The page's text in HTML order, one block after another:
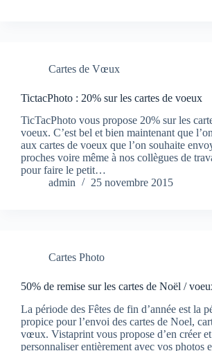
Cartes de Vœux
TictacPhoto : 20% sur les cartes de voeux
TicTacPhoto vous propose 20% sur les
voeux. C’est bel et bien maintenant que
aux cartes de voeux que l’on souhaite
proches voire même à nos collègues de
pour faire le petit…
admin
25 novembre 2015
Cartes Photo
50% de remise sur les cartes de Noël /
La période des Fêtes de fin d’année est la
propice pour l’envoi des cartes de Noel,
vœux. Vistaprint vous propose d’en créer
personnaliser entièrement avec vos photos